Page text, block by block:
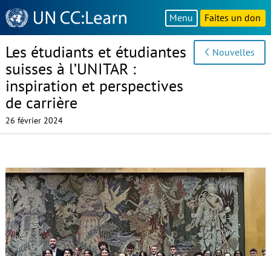
Knowledge
Sharing
Platform
Menu Faites un don
Les étudiants et étudiantes
suisses à l’UNITAR :
inspiration et perspectives
de carrière
26 février 2024
Nouvelles